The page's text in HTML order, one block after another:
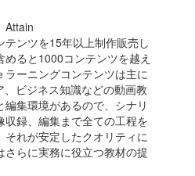
Attain
ンツを15年以上制作販売し
ると1000コンテンツを越え
ラーニングコンテンツは主に
ビジネス知識などの動画教
集環境があるので、シナリ
収録、編集まで全ての工程を
それが安定したクオリティに
らに実務に役立つ教材の提